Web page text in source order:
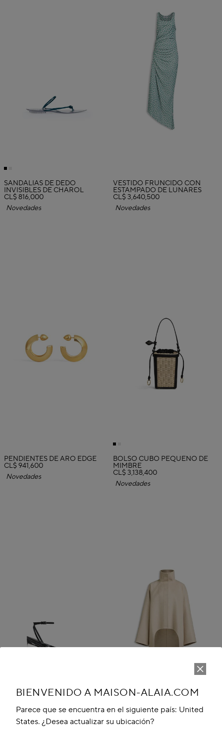
BIENVENIDO A MAISON-ALAIA.COM
Parece que se encuentra en el siguiente país: United
States. ¿Desea actualizar su ubicación?
SANDALIAS DE DEDO
INVISIBLES DE CHAROL
CL$ 816,000
Novedades
VESTIDO FRUNCIDO CON
ESTAMPADO DE LUNARES
CL$ 3,640,500
Novedades
PENDIENTES DE ARO EDGE
CL$ 941,600
Novedades
BOLSO CUBO PEQUEÑO DE
MIMBRE
CL$ 3,138,400
Novedades